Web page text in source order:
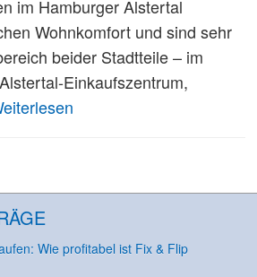
im Hamburger Alstertal
Wohnkomfort und sind sehr
beider Stadtteile – im
Einkaufszentrum,
Wie profitabel ist Fix & Flip